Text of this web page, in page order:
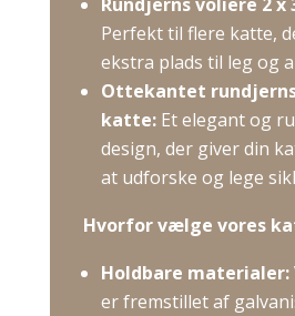
Perfekt til flere katte,
ekstra plads til leg og
Ottekantet
katte: Et elegant og
design, der giver din
at udforske og lege
Hvorfor vælge vores
Holdbare materialer:
er fremstillet af